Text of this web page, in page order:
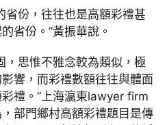
省份，往往也是高額彩禮甚
省份。”黃振華說。
，思惟不雅念較為類似，極
響，而彩禮數額往往與體面
禮。”上海瀛東lawyer firm
部門鄉村高額彩禮題目是傳